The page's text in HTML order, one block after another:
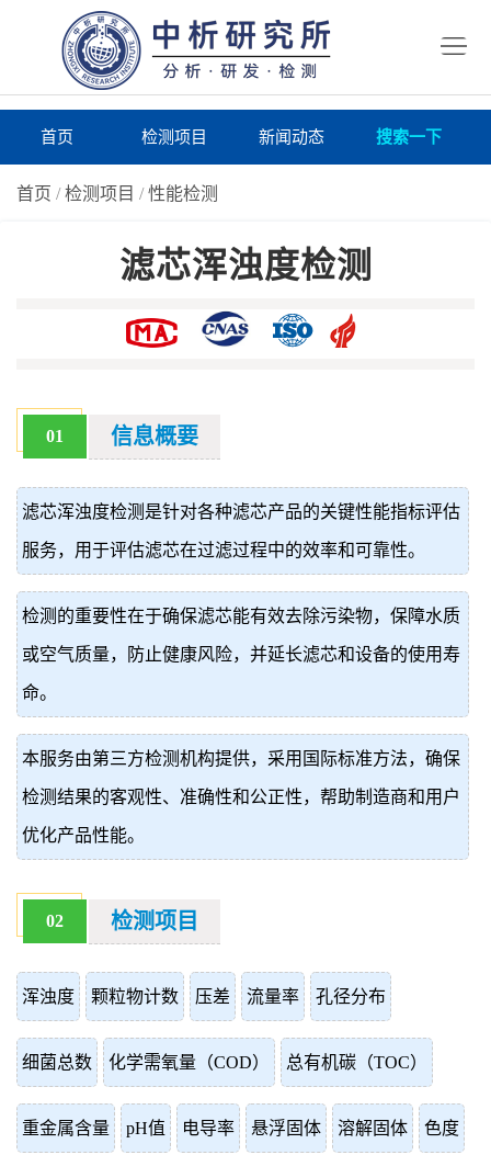
首页 检测项目 新闻动态 搜索一下
首页 /检测项目 /性能检测
滤芯浑浊度检测
01 信息概要
滤芯浑浊度检测是针对各种滤芯产品的关键性能指标评估
服务，用于评估滤芯在过滤过程中的效率和可靠性。
检测的重要性在于确保滤芯能有效去除污染物，保障水质
或空气质量，防止健康风险，并延长滤芯和设备的使用寿
命。
本服务由第三方检测机构提供，采用国际标准方法，确保
检测结果的客观性、准确性和公正性，帮助制造商和用户
优化产品性能。
02 检测项目
浑浊度 颗粒物计数 压差 流量率 孔径分布
细菌总数 化学需氧量（COD） 总有机碳（TOC）
重金属含量 pH值 电导率 悬浮固体 溶解固体 色度
价
真
伪
查
询